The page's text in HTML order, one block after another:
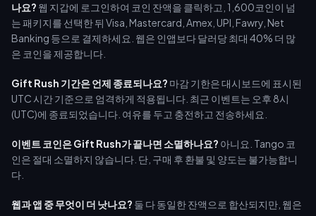
나요? 웹 지갑에 로그인하여 코인 잔액을 클릭하고, 1,600코인이 넘
는 패키지를 선택한 뒤 Visa, Mastercard, Amex, UPI, Fawry, Net
Banking 등으로 결제하세요. 웹은 인앱보다 달러당 최대 40% 더 많
은 코인을 제공합니다.
Gift Rush 기간은 언제 종료되나요? 마감 기한은 대시보드에 표시된
UTC 시간 기준으로 엄격하게 적용됩니다. 최근 이벤트는 오후 8시
(UTC)에 종료되었습니다. 여유를 두고 충전하고 전송하세요.
이벤트 코인은 Gift Rush가 끝나면 소멸하나요? 아니요. Tango 코
인은 절대 소멸하지 않습니다. 단, 구매 후 환불 및 양도는 불가능합니
다.
웹과 앱 중 무엇이 더 낫나요? 둘 다 동일한 잔액으로 합산되지만, 웹은